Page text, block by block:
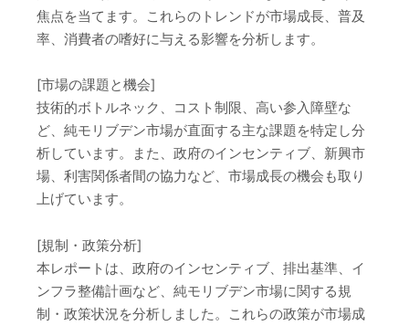
焦点を当てます。これらのトレンドが市場成長、普及
率、消費者の嗜好に与える影響を分析します。
[市場の課題と機会]
技術的ボトルネック、コスト制限、高い参入障壁な
ど、純モリブデン市場が直面する主な課題を特定し分
析しています。また、政府のインセンティブ、新興市
場、利害関係者間の協力など、市場成長の機会も取り
上げています。
[規制・政策分析]
本レポートは、政府のインセンティブ、排出基準、イ
ンフラ整備計画など、純モリブデン市場に関する規
制・政策状況を分析しました。これらの政策が市場成